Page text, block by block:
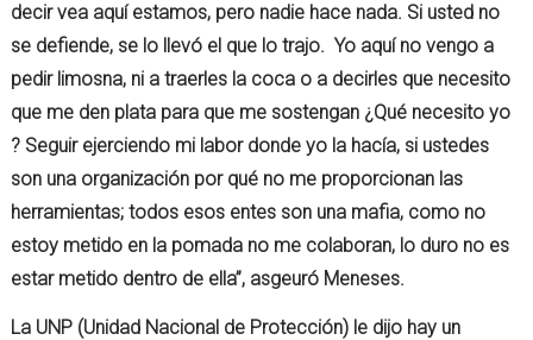
decir vea aquí estamos, pero nadie hace nada. Si usted no
se defiende, se lo llevó el que lo trajo. Yo aquí no vengo a
pedir limosna, ni a traerles la coca o a decirles que necesito
que me den plata para que me sostengan ¿Qué necesito yo
? Seguir ejerciendo mi labor donde yo la hacía, si ustedes
son una organización por qué no me proporcionan las
herramientas; todos esos entes son una mafia, como no
estoy metido en la pomada no me colaboran, lo duro no es
estar metido dentro de ella”, asgeuró Meneses.
La UNP (Unidad Nacional de Protección) le dijo hay un